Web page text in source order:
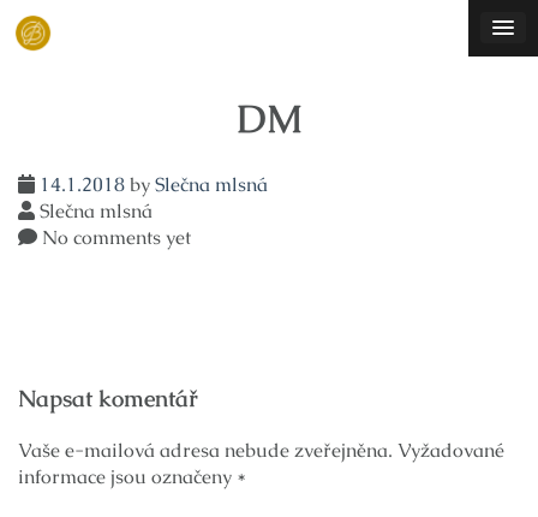
Skip
DM
14.1.2018bySlečna mlsná
Slečna mlsná
No comments yet
pro
příspěvek
Napsat komentář
Vaše e-mailová adresa nebude zveřejněna. Vyžadované
informace jsou označeny *